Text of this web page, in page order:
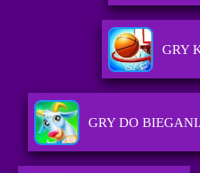
GRY
GRY DO